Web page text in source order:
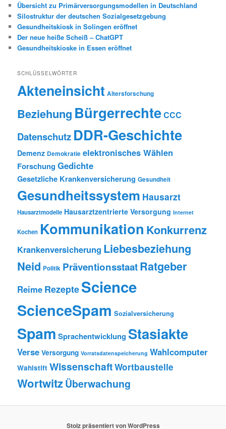
Übersicht zu Primärversorgungsmodellen in Deutschland
Silostruktur der deutschen Sozialgesetzgebung
Gesundheitskiosk in Solingen eröffnet
Der neue heiße Scheiß – ChatGPT
Gesundheitskioske in Essen eröffnet
SCHLÜSSELWÖRTER
Akteneinsicht Altersforschung
Beziehung BürgerrechteCCC
Datenschutz DDR-Geschichte
Demenz Demokratie elektronisches Wählen
Forschung Gedichte
Gesetzliche Krankenversicherung Gesundheit
Gesundheitssystem Hausarzt
Hausarztmodelle Hausarztzentrierte Versorgung Internet
Kochen Kommunikation Konkurrenz
Krankenversicherung Liebesbeziehung
Neid Politik PräventionsstaatRatgeber
Reime Rezepte Science
ScienceSpam Sozialversicherung
Spam Sprachentwicklung Stasiakte
Verse Versorgung Vorratsdatenspeicherung Wahlcomputer
Wahlstift WissenschaftWortbaustelle
WortwitzÜberwachung
Stolz präsentiert von WordPress